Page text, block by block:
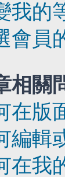
我的
會員
相關
在版
編輯
在我